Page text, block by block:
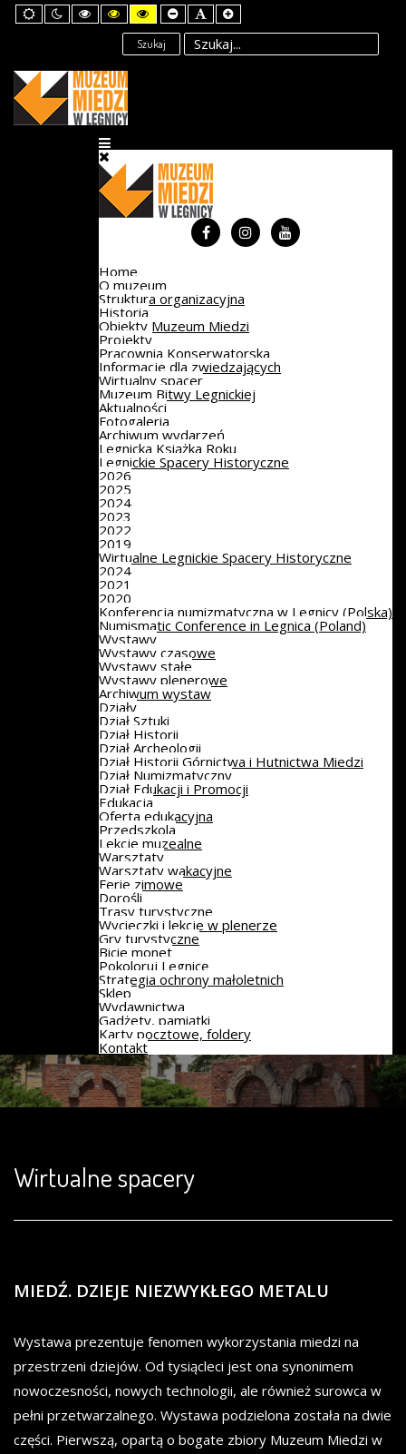
Default
mode
Night
mode
High
Contrast
mode
High
Contrast
Black
Yellow
mode
High
Contrast
Yellow
Black
mode
Set
Smaller
Font
Set
Default
Font
Set
Larger
Font
Szukaj
Home
O muzeum
Struktura organizacyjna
Historia
Obiekty Muzeum Miedzi
Projekty
Pracownia Konserwatorska
Informacje dla zwiedzających
Wirtualny spacer
Muzeum Bitwy Legnickiej
Aktualności
Fotogaleria
Archiwum wydarzeń
Legnicka Książka Roku
Legnickie Spacery Historyczne
2026
2025
2024
2023
2022
2019
Wirtualne Legnickie Spacery Historyczne
2024
2021
2020
Konferencja numizmatyczna w Legnicy (Polska)
Numismatic Conference in Legnica (Poland)
Wystawy
Wystawy czasowe
Wystawy stałe
Wystawy plenerowe
Archiwum wystaw
Działy
Dział Sztuki
Dział Historii
Dział Archeologii
Dział Historii Górnictwa i Hutnictwa Miedzi
Dział Numizmatyczny
Dział Edukacji i Promocji
Edukacja
Oferta edukacyjna
Przedszkola
Lekcje muzealne
Warsztaty
Warsztaty wakacyjne
Ferie zimowe
Dorośli
Trasy turystyczne
Wycieczki i lekcje w plenerze
Gry turystyczne
Bicie monet
Pokoloruj Legnicę
Strategia ochrony małoletnich
Sklep
Wydawnictwa
Gadżety, pamiątki
Karty pocztowe, foldery
Kontakt
Wirtualne spacery
MIEDŹ. DZIEJE NIEZWYKŁEGO METALU
Wystawa prezentuje fenomen wykorzystania miedzi na
przestrzeni dziejów. Od tysiącleci jest ona synonimem
nowoczesności, nowych technologii, ale również surowca w
pełni przetwarzalnego. Wystawa podzielona została na dwie
części. Pierwszą, opartą o bogate zbiory Muzeum Miedzi w